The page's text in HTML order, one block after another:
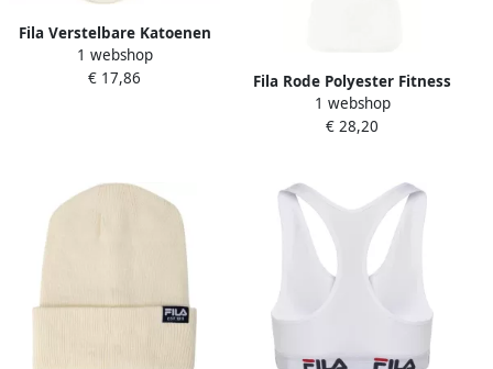
Fila Verstelbare Katoenen
Pet Stijlvol Ontwerp White
Dames
1 webshop
€ 17,86
Fila Rode Polyester Fitness
T-shirt White Dames
1 webshop
€ 28,20